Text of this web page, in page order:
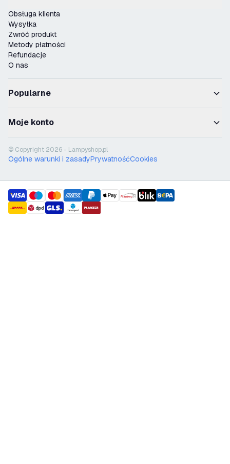
Obsługa klienta
Wysyłka
Zwróć produkt
Metody płatności
Refundacje
O nas
Popularne
Moje konto
© Copyright 2026 - Lampyshop.pl
Ogólne warunki i zasadyPrywatnośćCookies
payment methods
shipment methods